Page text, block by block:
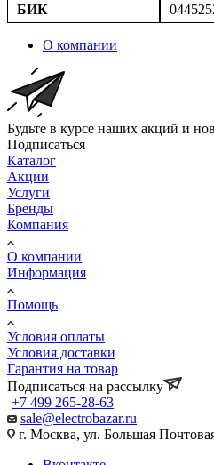
БИК
О компании
Будьте в курсе наших акций и
Подписаться
Каталог
Акции
Услуги
Бренды
Компания
О компании
Информация
Помощь
Условия оплаты
Условия доставки
Гарантия на товар
Подписаться на рассылку
+7 499 265-28-63
sale@electrobazar.ru
г. Москва, ул. Большая